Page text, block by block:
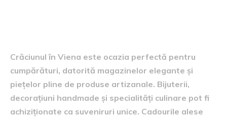
Crăciunul în Viena este ocazia perfectă pentru
cumpărături, datorită magazinelor elegante și
piețelor pline de produse artizanale. Bijuterii,
decorațiuni handmade și specialități culinare pot fi
achiziționate ca suveniruri unice. Cadourile alese